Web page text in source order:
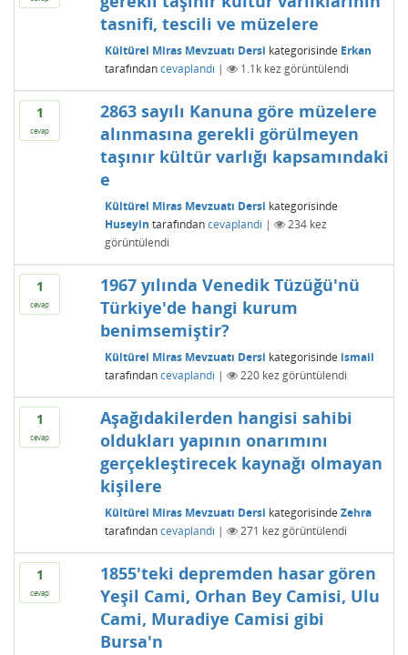
tasnifi, tescili ve müzelere
Kültürel Miras Mevzuatı Dersi kategorisinde Erkan
tarafından cevaplandı | 1.1kkez görüntülendi
1
cevap
2863 sayılı Kanuna göre müzelere
alınmasına gerekli görülmeyen
taşınır kültür varlığı kapsamındaki
e
Kültürel Miras Mevzuatı Dersi kategorisinde
Huseyin tarafından cevaplandı | 234kez
görüntülendi
1
cevap
1967 yılında Venedik Tüzüğü'nü
Türkiye'de hangi kurum
benimsemiştir?
Kültürel Miras Mevzuatı Dersi kategorisinde ismail
tarafından cevaplandı | 220kez görüntülendi
1
cevap
Aşağıdakilerden hangisi sahibi
oldukları yapının onarımını
gerçekleştirecek kaynağı olmayan
kişilere
Kültürel Miras Mevzuatı Dersi kategorisinde Zehra
tarafından cevaplandı | 271 kez görüntülendi
1
cevap
1855'teki depremden hasar gören
Yeşil Cami, Orhan Bey Camisi, Ulu
Cami, Muradiye Camisi gibi
Bursa'n